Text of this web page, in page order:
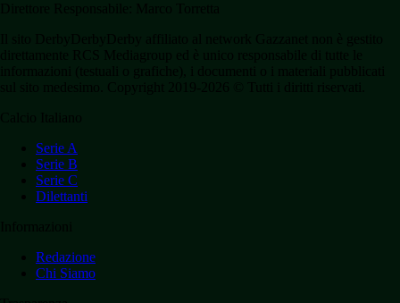
Serie A
Serie B
Serie C
Dilettanti
Redazione
Chi Siamo